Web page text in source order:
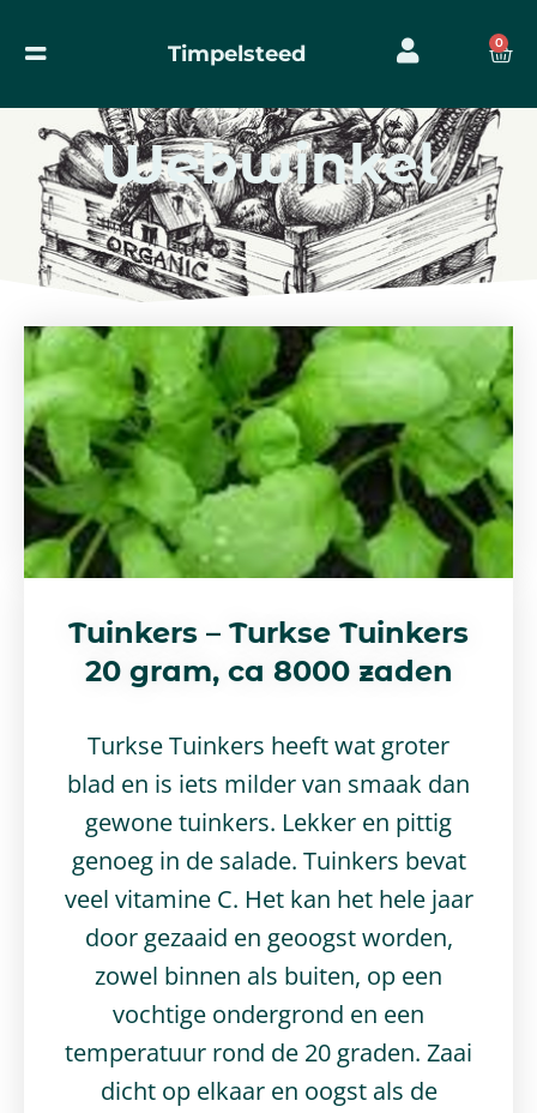
Timpelsteed 0
Webwinkel
Tuinkers – Turkse Tuinkers
20 gram, ca 8000 zaden
Turkse Tuinkers heeft wat groter
blad en is iets milder van smaak dan
gewone tuinkers. Lekker en pittig
genoeg in de salade. Tuinkers bevat
veel vitamine C. Het kan het hele jaar
door gezaaid en geoogst worden,
zowel binnen als buiten, op een
vochtige ondergrond en een
temperatuur rond de 20 graden. Zaai
dicht op elkaar en oogst als de